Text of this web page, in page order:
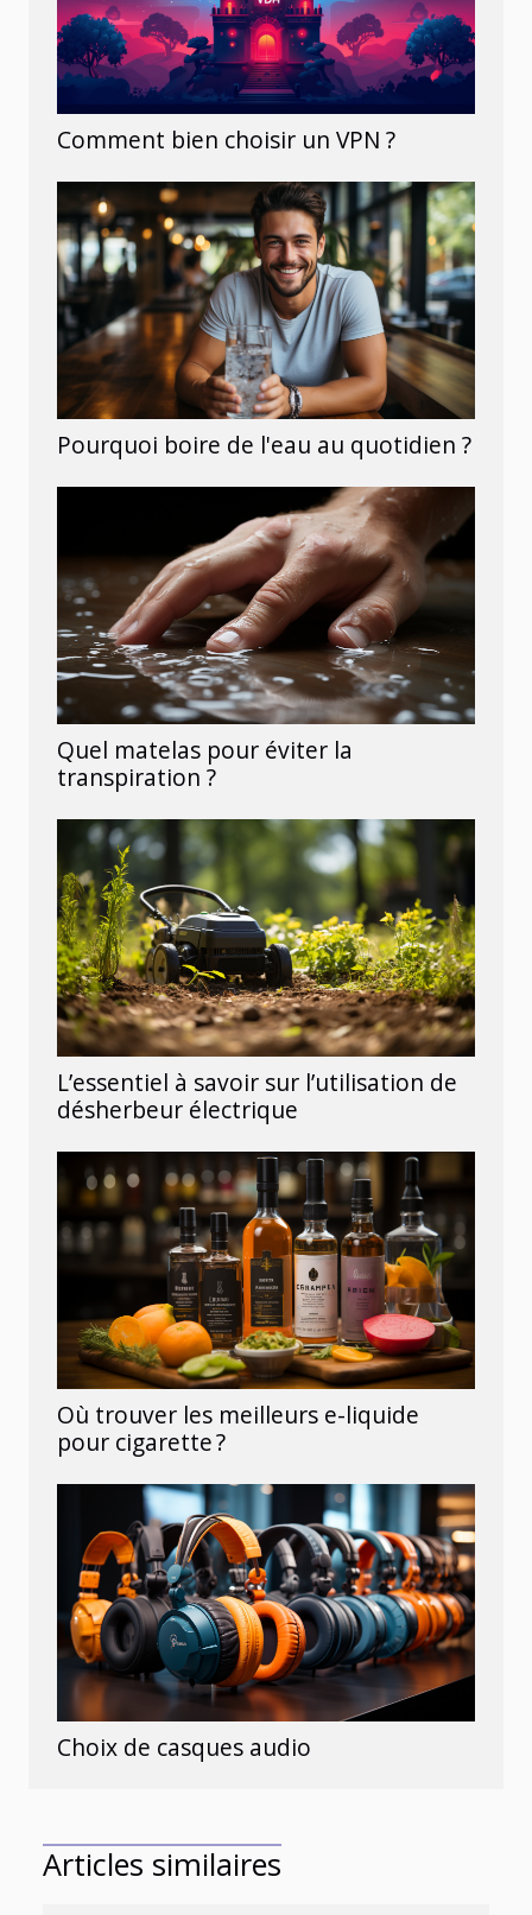
Comment bien choisir un VPN ?
Pourquoi boire de l'eau au quotidien ?
Quel matelas pour éviter la
transpiration ?
L’essentiel à savoir sur l’utilisation de
désherbeur électrique
Où trouver les meilleurs e-liquide
pour cigarette ?
Choix de casques audio
Articles similaires